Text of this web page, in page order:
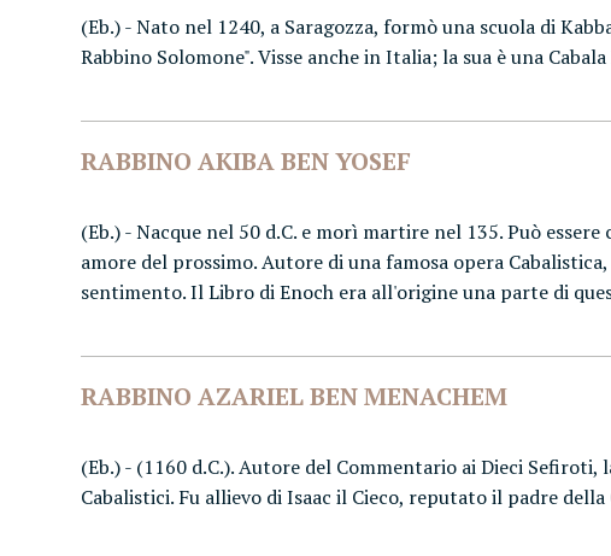
(Eb.) - Nato nel 1240, a Saragozza, formò una scuola di
Rabbino Solomone". Visse anche in Italia; la sua è una
RABBINO AKIBA BEN YOSEF
(Eb.) - Nacque nel 50 d.C. e morì martire nel 135. Può
amore del prossimo. Autore di una famosa opera
sentimento. Il Libro di Enoch era all'origine una parte di
RABBINO AZARIEL BEN MENACHEM
(Eb.) - (1160 d.C.). Autore del Commentario ai Dieci
Cabalistici. Fu allievo di Isaac il Cieco, reputato il padre